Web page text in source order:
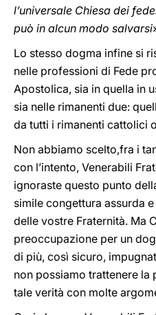
l’universale Chiesa dei
può in alcun modo salvarsi
Lo stesso dogma infine si
nelle professioni di Fede
Apostolica, sia in quella in
sia nelle rimanenti due:
da tutti i rimanenti cattolici
Non abbiamo scelto,fra i
con l’intento, Venerabili
ignoraste questo punto
simile congettura assurda
delle vostre Fraternità. Ma
preoccupazione per un
di più, così sicuro,
non possiamo trattenere la
tale verità con molte